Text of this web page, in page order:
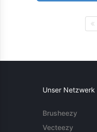
Unser Netzwerk
Brusheezy
Vecteezy